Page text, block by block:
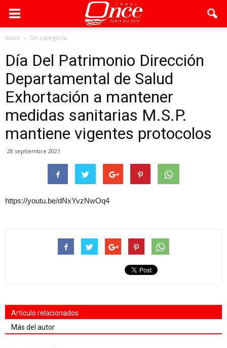
Inicio Sin categoría
Día Del Patrimonio Dirección
Departamental de Salud
Exhortación a mantener
medidas sanitarias M.S.P.
mantiene vigentes protocolos
28 septiembre 2021
https://youtu.be/dNxYvzNwOq4
Artículo relacionados
Más del autor